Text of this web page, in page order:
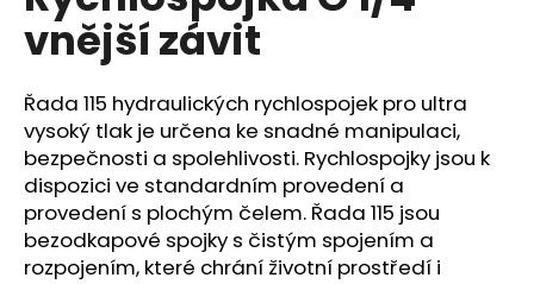
z
hvězdiček.
vnější závit
Řada 115 hydraulických rychlospojek pro ultra
vysoký tlak je určena ke snadné manipulaci,
bezpečnosti a spolehlivosti. Rychlospojky jsou k
dispozici ve standardním provedení a
provedení s plochým čelem. Řada 115 jsou
bezodkapové spojky s čistým spojením a
rozpojením, které chrání životní prostředí i
a
j
í
t
?
HLEDAT